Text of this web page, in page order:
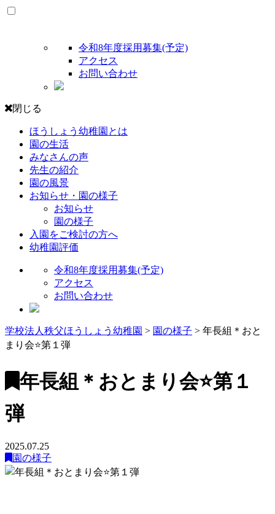
令和8年度採用募集(予定)
アクセス
お問い合わせ
閉じる
ほうしょう幼稚園とは
園の生活
みなさんの声
先生の紹介
園の風景
お知らせ・園の様子
お知らせ
園の様子
入園をご検討の方へ
幼稚園評価
令和8年度採用募集(予定)
アクセス
お問い合わせ
学校法人秩父ほうしょう幼稚園 > 園の様子 > 年長組＊おと
まり会⭐️第１弾
年長組＊おとまり会⭐️第１
弾
2025.07.25
園の様子